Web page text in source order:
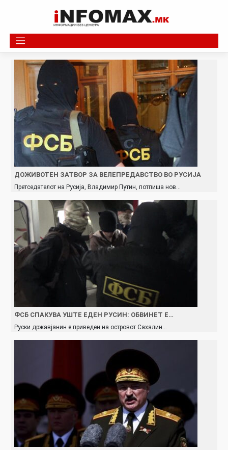
ДОЖИВОТЕН ЗАТВОР ЗА ВЕЛЕПРЕДАВСТВО ВО РУСИЈА
Претседателот на Русија, Владимир Путин, потпиша нов…
ФСБ СПАКУВА УШТЕ ЕДЕН РУСИН: ОБВИНЕТ Е…
Руски државјанин е приведен на островот Сахалин…